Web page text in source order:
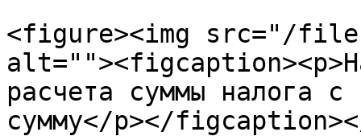
<figure><img src="/files/
расчета суммы налога с
сумму</p></